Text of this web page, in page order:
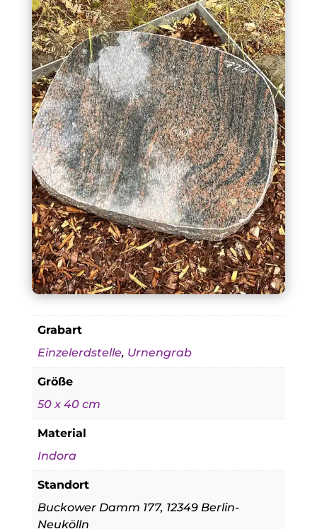
Grabart
Einzelerdstelle, Urnengrab
Größe
50 x 40 cm
Material
Indora
Standort
Buckower Damm 177, 12349 Berlin-
Neukölln